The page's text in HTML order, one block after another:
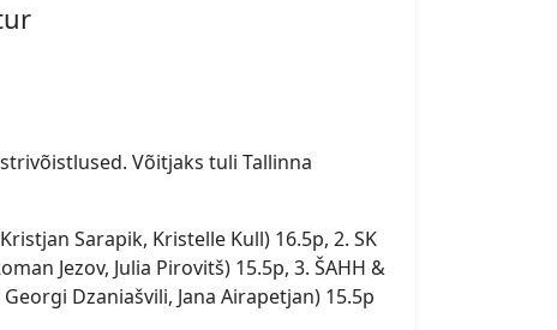
Võitjaks tuli Tallinna
Sarapik, Kristelle Kull) 16.5p, 2. SK
Jezov, Julia Pirovitš) 15.5p, 3. ŠAHH &
Dzaniašvili, Jana Airapetjan) 15.5p